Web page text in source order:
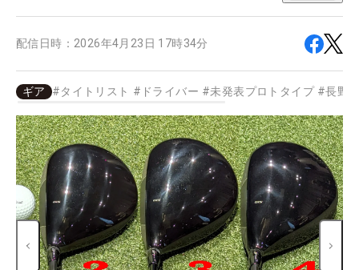
配信日時： 2026年4月23日 17時34分
ギア #タイトリスト # ドライバー #未発表プロトタイプ #長野